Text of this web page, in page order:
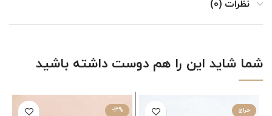
نظرات (0)
شما شاید این را هم دوست داشته باشید
حراج -3%